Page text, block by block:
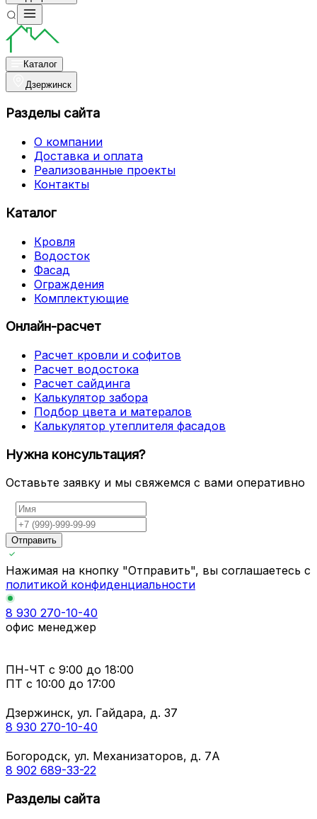
Каталог
Дзержинск
Разделы сайта
О компании
Доставка и оплата
Реализованные проекты
Контакты
Каталог
Кровля
Водосток
Фасад
Ограждения
Комплектующие
Онлайн-расчет
Расчет кровли и софитов
Расчет водостока
Расчет сайдинга
Калькулятор забора
Подбор цвета и матералов
Калькулятор утеплителя фасадов
Нужна консультация?
Оставьте заявку и мы свяжемся с вами оперативно
Отправить
Нажимая на кнопку "Отправить", вы соглашаетесь с
политикой конфиденциальности
8 930 270-10-40
офис менеджер
ПН-ЧТ с 9:00 до 18:00
ПТ с 10:00 до 17:00
Дзержинск, ул. Гайдара, д. 37
8 930 270-10-40
Богородск, ул. Механизаторов, д. 7А
8 902 689-33-22
Разделы сайта